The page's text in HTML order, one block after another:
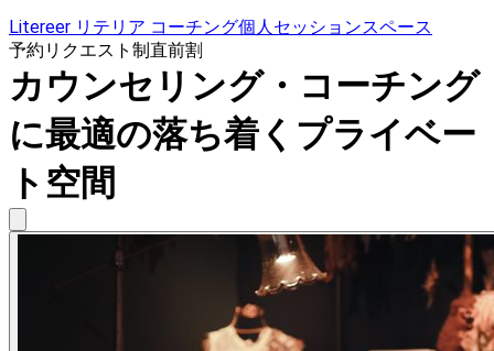
Litereer リテリア コーチング個人セッションスペース
予約リクエスト制直前割
カウンセリング・コーチング
に最適の落ち着くプライベー
ト空間